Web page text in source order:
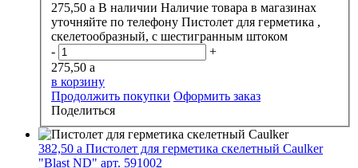
275,50 a В наличии Наличие товара в магазинах
уточняйте по телефону Пистолет для герметика ,
скелетообразный, с шестигранным штоком
-
+
275,50 a
в корзину
Продолжить покупки Оформить заказ
Поделиться
382,50 a Пистолет для герметика скелетный Caulker
"Blast ND" арт. 591002